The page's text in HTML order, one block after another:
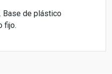
Base de plástico
fijo.